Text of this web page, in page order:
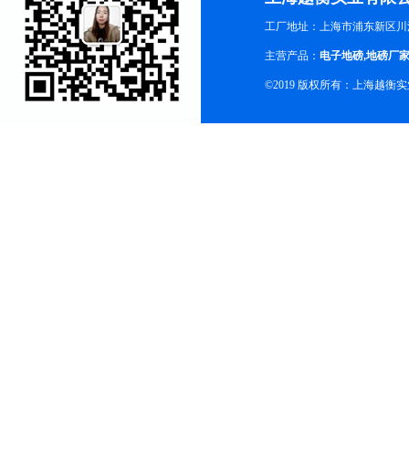
工厂地址：上海市浦东新区川
主营产品： 电子地磅,地磅厂家
©2019 版权所有：上海越衡